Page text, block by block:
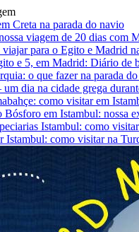
Creta na parada do navio
viagem de 20 dias com
viajar para o Egito e Madrid
e 5, em Madrid: Diário de
o que fazer na parada
um dia na cidade grega
como visitar em
Bósforo em Istambul: nossa
Istambul: como visitar
Istambul: como visitar na